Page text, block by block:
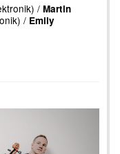
/ Martin
/ Emily